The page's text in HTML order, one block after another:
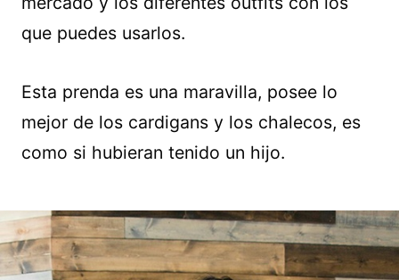
que puedes usarlos.
Esta prenda es una maravilla, posee lo
mejor de los cardigans y los chalecos, es
como si hubieran tenido un hijo.